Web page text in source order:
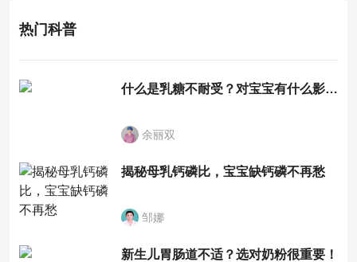
热门科普
什么是乳糖不耐受？对宝宝有什么影响？
余丽双
揭秘母乳钙磷比，宝宝缺钙磷不再愁
邹娜
新生儿胃肠道不适？选对奶粉很重要！